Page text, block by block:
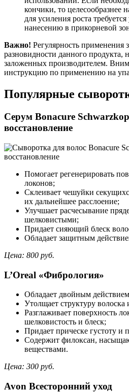
кончики, то целесообразнее
для усиления роста
нанесению в прикорневой
Важно! Регулярность применения
разновидности данного продукта,
заложенных производителем.
инструкцию по применению на
Популярные
Серум Bonacure
восстановление
Помогает регенерировать
локонов;
Склеивает чешуйки
их дальнейшее расслоение;
Улучшает расчесывание
шелковистыми;
Придает сияющий блеск
Обладает защитным
Цена: 800 руб.
L’Oreal «Фибрология»
Обладает двойным
Утолщает структуру волоска
Разглаживает поверхность
шелковистость и блеск;
Придает прическе густоту и
Содержит филоксан,
веществами.
Цена: 300 руб.
Avon Всесторонний уход